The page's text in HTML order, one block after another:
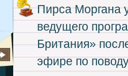
Пирса Моргана
ведущего
Британия»
эфире по